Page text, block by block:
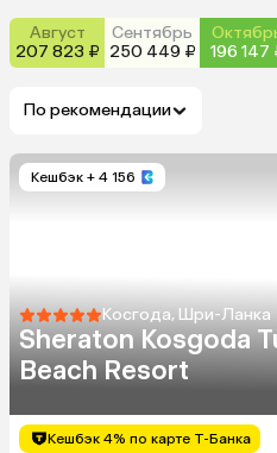
Август
207 823 ₽
Сентябрь
250 449 ₽
196 147
По рекомендации
Кешбэк + 4 156
Косгода, Шри-Ланка
Sheraton Kosgoda
Beach Resort
Кешбэк 4% по карте Т-Банка